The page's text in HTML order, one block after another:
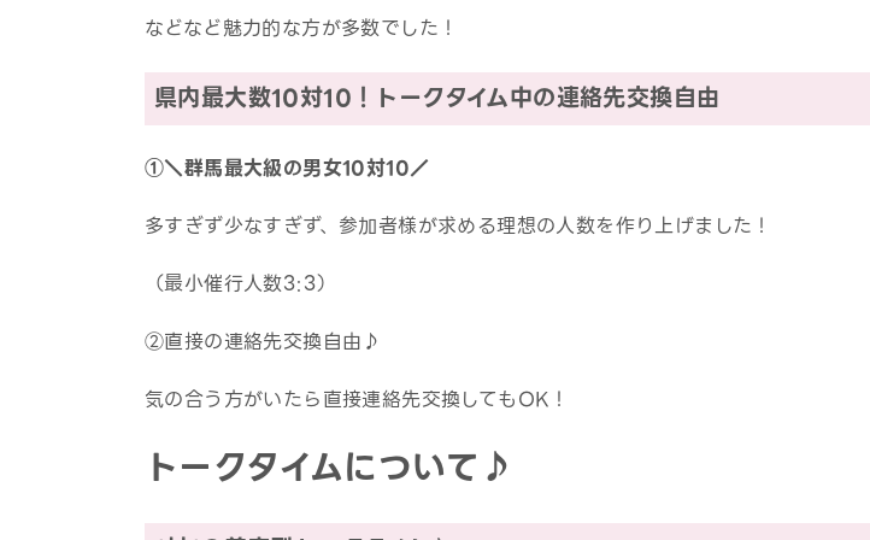
などなど魅力的な方が多数でした！
県内最大数10対10！トークタイム中の連絡先交換自由
①＼群馬最大級の男女10対10／
多すぎず少なすぎず、参加者様が求める理想の人数を作り上げました！
（最小催行人数3:3）
②直接の連絡先交換自由♪
気の合う方がいたら直接連絡先交換してもOK！
トークタイムについて♪